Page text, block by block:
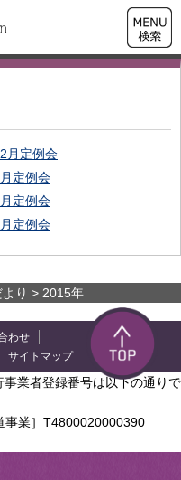
検索・
共通メ
ニュー
月定例会
定例会
定例会
定例会
り > 2015年
わせ
サイトマップ
業者登録番号は以下の通りで
事業］T4800020000390